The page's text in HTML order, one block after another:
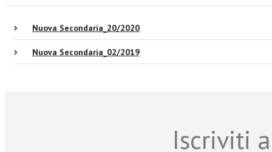
Nuova Secondaria_20/2020
Nuova Secondaria_02/2019
Iscriviti